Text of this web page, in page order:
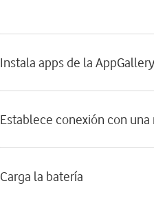
Instala apps de la
Establece conexión con una
Carga la batería